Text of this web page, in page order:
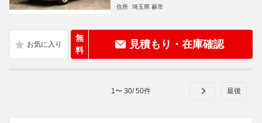
住所
埼玉県 蕨市
無
料
見積もり・在庫確認
1 〜 30/50件